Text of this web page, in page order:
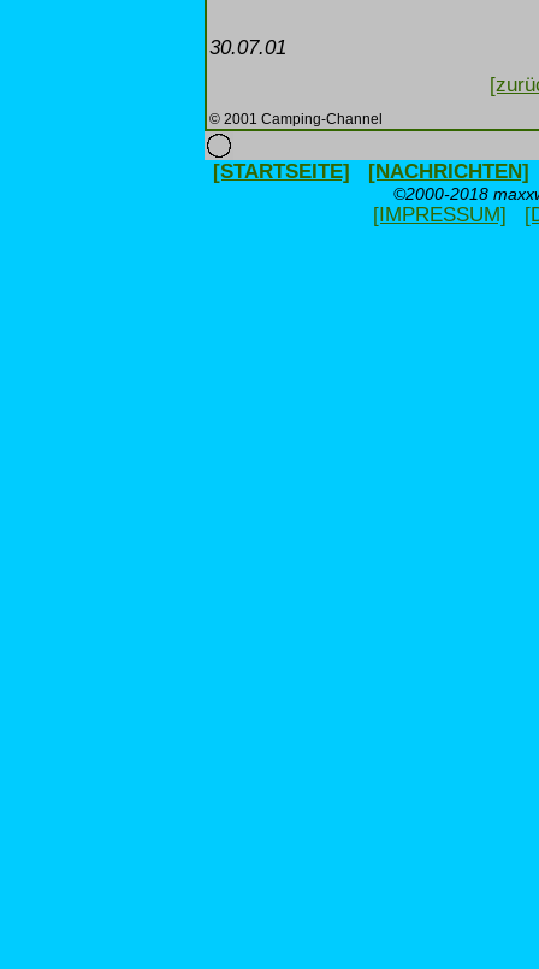
30.07.01
© 2001 Camping-Channel
[STARTSEITE] [NACHRICHTEN]
©2000-2018
[IMPRESSUM]